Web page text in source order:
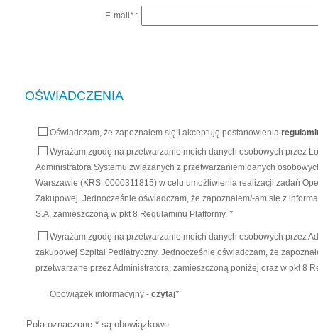
E-mail * :
OŚWIADCZENIA
Oświadczam, że zapoznałem się i akceptuję postanowienia
Wyrażam zgodę na przetwarzanie moich danych osobowych przez
Administratora Systemu związanych z przetwarzaniem danych
Warszawie (KRS: 0000311815) w celu umożliwienia realizacji zadań
Zakupowej. Jednocześnie oświadczam, że zapoznałem/-am się z
S.A, zamieszczoną w pkt 8 Regulaminu Platformy. *
Wyrażam zgodę na przetwarzanie moich danych osobowych przez
zakupowej Szpital Pediatryczny. Jednocześnie oświadczam, że
przetwarzane przez Administratora, zamieszczoną poniżej oraz w pkt 8
Obowiązek informacyjny - czytaj*
Pola oznaczone * są obowiązkowe